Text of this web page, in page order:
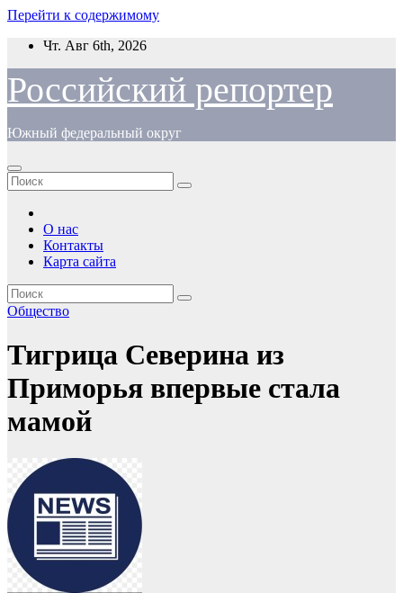
Перейти к содержимому
Чт. Авг 6th, 2026
Российский репортер
Южный федеральный округ
О нас
Контакты
Карта сайта
Общество
Тигрица Северина из
Приморья впервые стала
мамой